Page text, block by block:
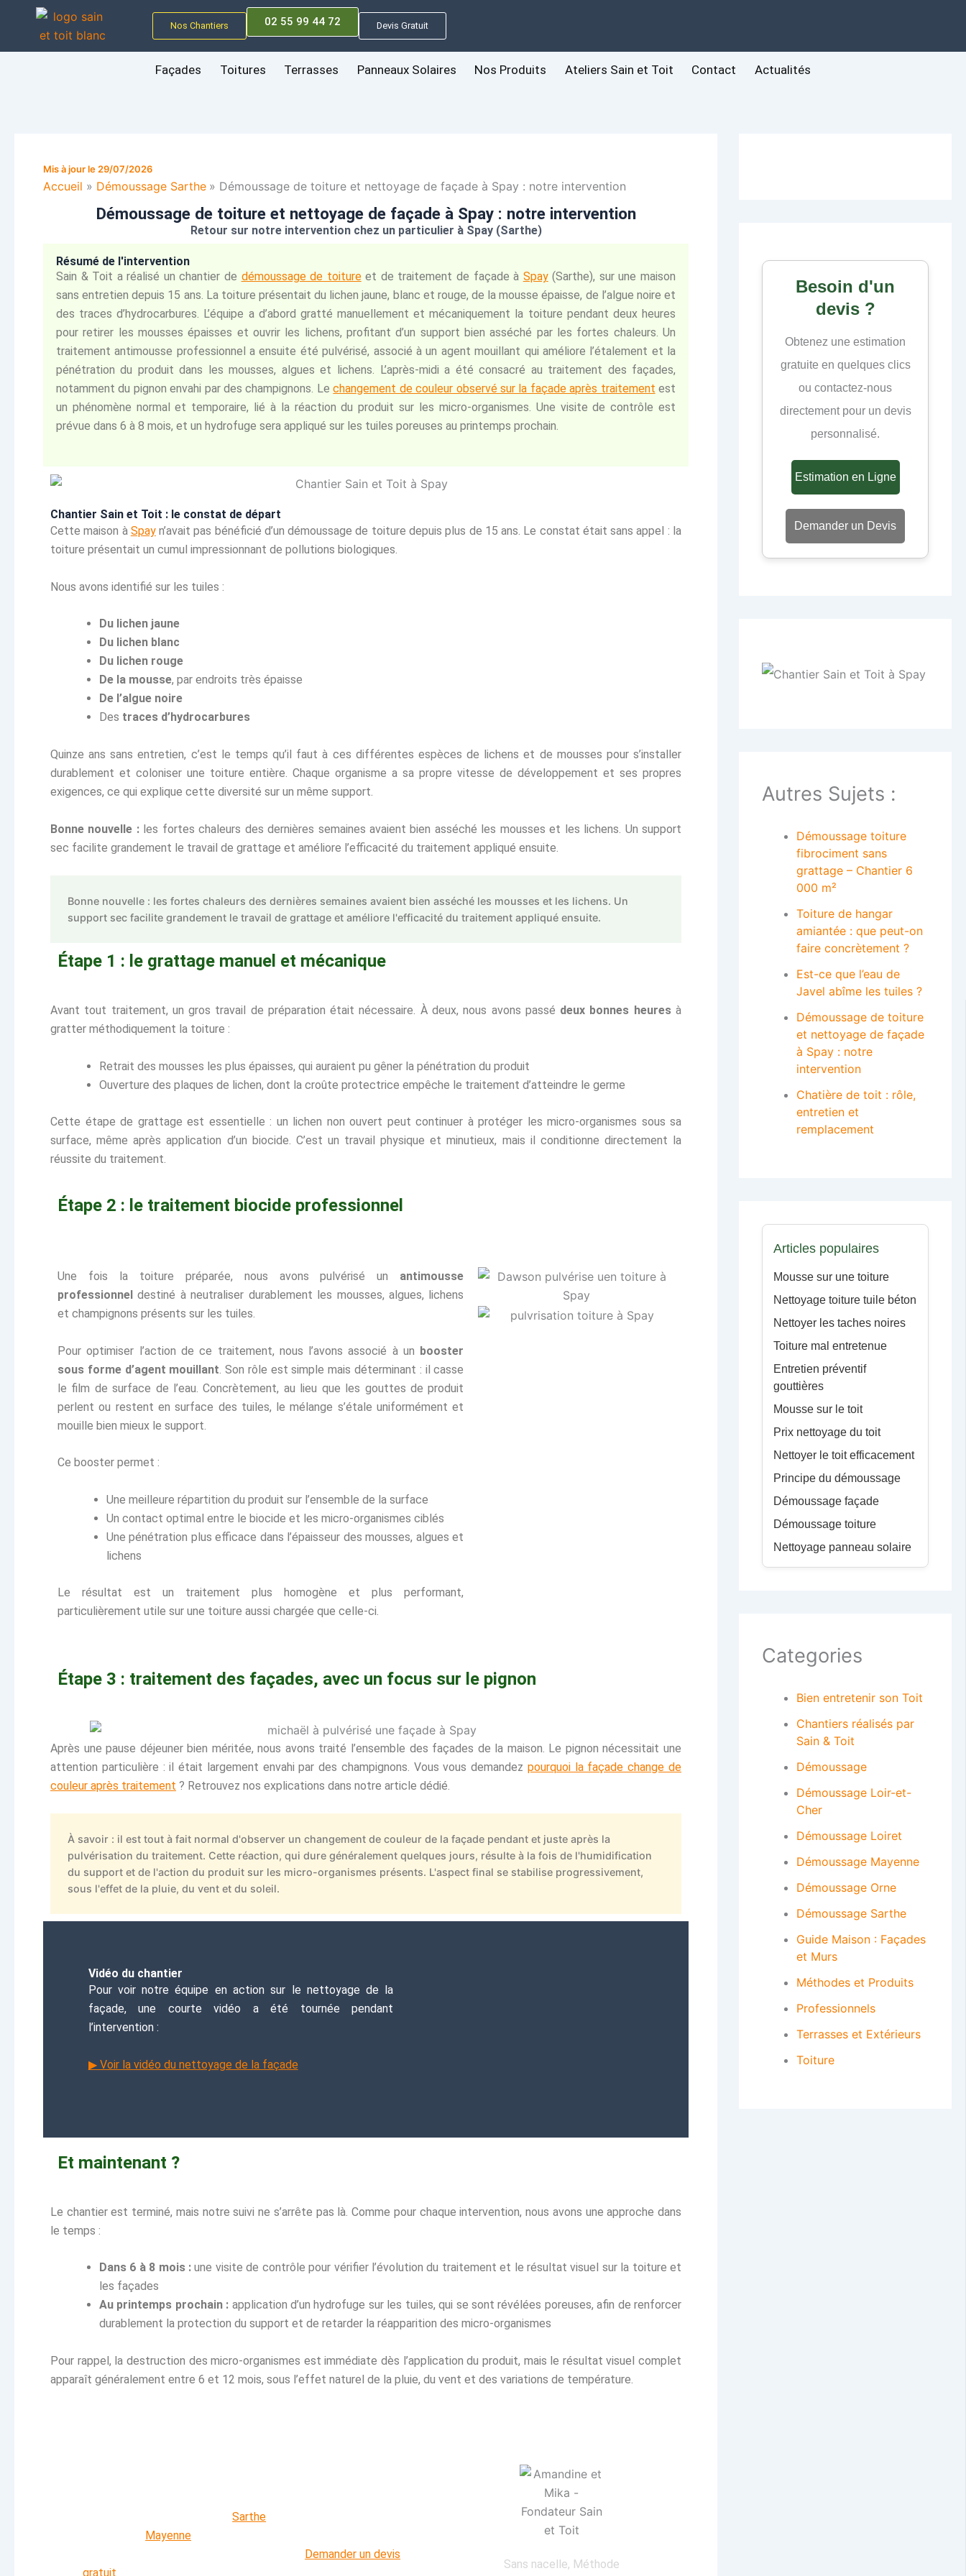
Nos Chantiers 02 55 99 44 72 Devis Gratuit
Façades Toitures Terrasses Panneaux Solaires Nos Produits Ateliers Sain et Toit Contact Actualités
Mis à jour le 29/07/2026
Accueil Démoussage Sarthe Démoussage de toiture et nettoyage de façade à Spay : notre intervention
Démoussage de toiture et nettoyage de façade à Spay : notre intervention
Retour sur notre intervention chez un particulier à Spay (Sarthe)
Résumé de l'intervention
Sain & Toit a réalisé un chantier de démoussage de toitureet de traitement de façade à Spay(Sarthe), sur une maison
sans entretien depuis 15 ans. La toiture présentait du lichen jaune, blanc et rouge, de la mousse épaisse, de l’algue noire et
des traces d’hydrocarbures. L’équipe a d’abord gratté manuellement et mécaniquement la toiture pendant deux heures
pour retirer les mousses épaisses et ouvrir les lichens, profitant d’un support bien asséché par les fortes chaleurs. Un
traitement antimousse professionnel a ensuite été pulvérisé, associé à un agent mouillant qui améliore l’étalement et la
pénétration du produit dans les mousses, algues et lichens. L’après-midi a été consacré au traitement des façades,
notamment du pignon envahi par des champignons. Lechangement de couleur observé sur la façade après traitement est
un phénomène normal et temporaire, lié à la réaction du produit sur les micro-organismes. Une visite de contrôle est
prévue dans 6 à 8 mois, et un hydrofuge sera appliqué sur les tuiles poreuses au printemps prochain.
Chantier Sain et Toit : le constat de départ
Cette maison à Spayn’avait pas bénéficié d’un démoussage de toiture depuis plus de 15 ans. Le constat était sans appel : la
toiture présentait un cumul impressionnant de pollutions biologiques.
Nous avons identifié sur les tuiles :
Du lichen jaune
Du lichen blanc
Du lichen rouge
De la mousse, par endroits très épaisse
De l’algue noire
Des traces d’hydrocarbures
Quinze ans sans entretien, c’est le temps qu’il faut à ces différentes espèces de lichens et de mousses pour s’installer
durablement et coloniser une toiture entière. Chaque organisme a sa propre vitesse de développement et ses propres
exigences, ce qui explique cette diversité sur un même support.
Bonne nouvelle :les fortes chaleurs des dernières semaines avaient bien asséché les mousses et les lichens. Un support
sec facilite grandement le travail de grattage et améliore l’efficacité du traitement appliqué ensuite.
Bonne nouvelle : les fortes chaleurs des dernières semaines avaient bien asséché les mousses et les lichens. Un
support sec facilite grandement le travail de grattage et améliore l'efficacité du traitement appliqué ensuite.
Étape 1 : le grattage manuel et mécanique
Avant tout traitement, un gros travail de préparation était nécessaire. À deux, nous avons passé deux bonnes heuresà
gratter méthodiquement la toiture :
Retrait des mousses les plus épaisses, qui auraient pu gêner la pénétration du produit
Ouverture des plaques de lichen, dont la croûte protectrice empêche le traitement d’atteindre le germe
Cette étape de grattage est essentielle : un lichen non ouvert peut continuer à protéger les micro-organismes sous sa
surface, même après application d’un biocide. C’est un travail physique et minutieux, mais il conditionne directement la
réussite du traitement.
Étape 2 : le traitement biocide professionnel
Une fois la toiture préparée, nous avons pulvérisé un antimousse
professionnel destiné à neutraliser durablement les mousses, algues, lichens
et champignons présents sur les tuiles.
Pour optimiser l’action de ce traitement, nous l’avons associé à un booster
sous forme d’agent mouillant . Son rôle est simple mais déterminant : il casse
le film de surface de l’eau. Concrètement, au lieu que les gouttes de produit
perlent ou restent en surface des tuiles, le mélange s’étale uniformément et
mouille bien mieux le support.
Ce booster permet :
Une meilleure répartition du produit sur l’ensemble de la surface
Un contact optimal entre le biocide et les micro-organismes ciblés
Une pénétration plus efficace dans l’épaisseur des mousses, algues et
lichens
Le résultat est un traitement plus homogène et plus performant,
particulièrement utile sur une toiture aussi chargée que celle-ci.
Étape 3 : traitement des façades, avec un focus sur le pignon
Après une pause déjeuner bien méritée, nous avons traité l’ensemble des façades de la maison. Le pignon nécessitait une
attention particulière : il était largement envahi par des champignons. Vous vous demandez pourquoi la façade change de
couleur après traitement ? Retrouvez nos explications dans notre article dédié.
À savoir : il est tout à fait normal d'observer un changement de couleur de la façade pendant et juste après la
pulvérisation du traitement. Cette réaction, qui dure généralement quelques jours, résulte à la fois de l'humidification
du support et de l'action du produit sur les micro-organismes présents. L'aspect final se stabilise progressivement,
sous l'effet de la pluie, du vent et du soleil.
Vidéo du chantier
Pour voir notre équipe en action sur le nettoyage de la
façade, une courte vidéo a été tournée pendant
l’intervention :
▶ Voir la vidéo du nettoyage de la façade
Et maintenant ?
Le chantier est terminé, mais notre suivi ne s’arrête pas là. Comme pour chaque intervention, nous avons une approche dans
le temps :
Dans 6 à 8 mois : une visite de contrôle pour vérifier l’évolution du traitement et le résultat visuel sur la toiture et
les façades
Au printemps prochain : application d’un hydrofuge sur les tuiles, qui se sont révélées poreuses, afin de renforcer
durablement la protection du support et de retarder la réapparition des micro-organismes
Pour rappel, la destruction des micro-organismes est immédiate dès l’application du produit, mais le résultat visuel complet
apparaît généralement entre 6 et 12 mois, sous l’effet naturel de la pluie, du vent et des variations de température.
Nos équipes interviennent enSarthe
Mayenne
Demander un devis
gratuit
Sans nacelle, Méthode
Besoin d'un
devis ?
Obtenez une estimation
gratuite en quelques clics
ou contactez-nous
directement pour un devis
personnalisé.
Estimation en Ligne
Demander un Devis
Autres Sujets :
Démoussage toiture
fibrociment sans
grattage – Chantier 6
000 m²
Toiture de hangar
amiantée : que peut-on
faire concrètement ?
Est-ce que l’eau de
Javel abîme les tuiles ?
Démoussage de toiture
et nettoyage de façade
à Spay : notre
intervention
Chatière de toit : rôle,
entretien et
remplacement
Articles populaires
Mousse sur une toiture
Nettoyage toiture tuile béton
Nettoyer les taches noires
Toiture mal entretenue
Entretien préventif
gouttières
Mousse sur le toit
Prix nettoyage du toit
Nettoyer le toit efficacement
Principe du démoussage
Démoussage façade
Démoussage toiture
Nettoyage panneau solaire
Categories
Bien entretenir son Toit
Chantiers réalisés par
Sain & Toit
Démoussage
Démoussage Loir-et-
Cher
Démoussage Loiret
Démoussage Mayenne
Démoussage Orne
Démoussage Sarthe
Guide Maison : Façades
et Murs
Méthodes et Produits
Professionnels
Terrasses et Extérieurs
Toiture